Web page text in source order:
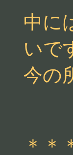
中に
いで
今の
＊＊